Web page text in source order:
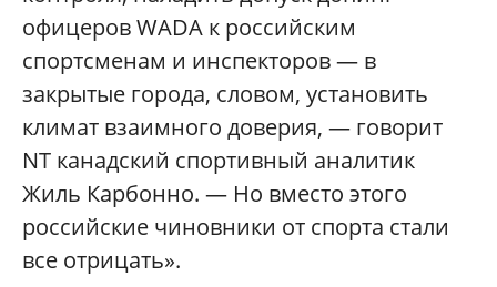
офицеров WADA к российским
спортсменам и инспекторов — в
закрытые города, словом, установить
климат взаимного доверия, — говорит
NT канадский спортивный аналитик
Жиль Карбонно. — Но вместо этого
российские чиновники от спорта стали
все отрицать».